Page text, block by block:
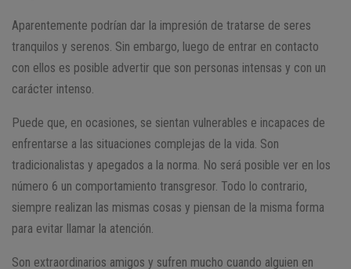
Aparentemente podrían dar la impresión de tratarse de seres
tranquilos y serenos. Sin embargo, luego de entrar en contacto
con ellos es posible advertir que son personas intensas y con un
carácter intenso.
Puede que, en ocasiones, se sientan vulnerables e incapaces de
enfrentarse a las situaciones complejas de la vida. Son
tradicionalistas y apegados a la norma. No será posible ver en los
número 6 un comportamiento transgresor. Todo lo contrario,
siempre realizan las mismas cosas y piensan de la misma forma
para evitar llamar la atención.
Son extraordinarios amigos y sufren mucho cuando alguien en